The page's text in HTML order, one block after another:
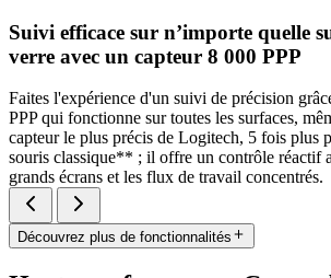
Suivi efficace sur n’importe quelle
verre avec un capteur 8 000 PPP
Faites l'expérience d'un suivi de précision
PPP qui fonctionne sur toutes les surfaces,
capteur le plus précis de Logitech, 5 fois plus
souris classique** ; il offre un contrôle réactif
grands écrans et les flux de travail concentrés.
Découvrez plus de fonctionnalités